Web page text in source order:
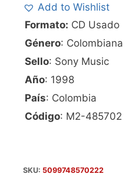
Add to Wishlist
Formato: CD Usado
Género: Colombiana
Sello: Sony Music
Año: 1998
País: Colombia
Código: M2-485702
SKU: 5099748570222